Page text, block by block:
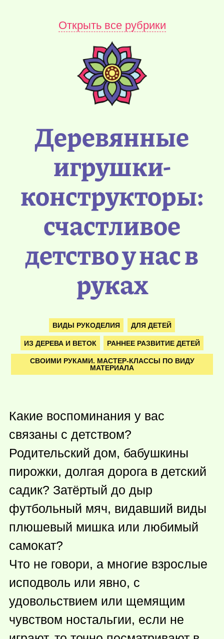
Открыть все рубрики
Деревянные
игрушки-
конструкторы:
счастливое
детство у нас в
руках
ВИДЫ РУКОДЕЛИЯ ДЛЯ ДЕТЕЙ
ИЗ ДЕРЕВА И ВЕТОК РАННЕЕ РАЗВИТИЕ ДЕТЕЙ
СВОИМИ РУКАМИ. МАСТЕР-КЛАССЫ ПО ВИДУ
МАТЕРИАЛА
Какие воспоминания у вас
связаны с детством?
Родительский дом, бабушкины
пирожки, долгая дорога в детский
садик? Затёртый до дыр
футбольный мяч, видавший виды
плюшевый мишка или любимый
самокат?
Что не говори, а многие взрослые
исподволь или явно, с
удовольствием или щемящим
чувством ностальгии, если не